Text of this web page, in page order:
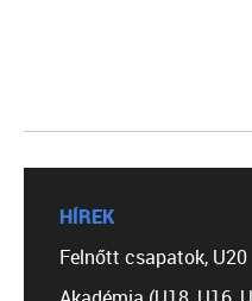
HÍREK
Felnőtt csapatok, U20